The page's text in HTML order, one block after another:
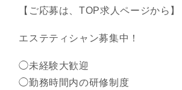
【ご応募は、TOP求人ページから】
エステティシャン募集中！
◯未経験大歓迎
◯勤務時間内の研修制度